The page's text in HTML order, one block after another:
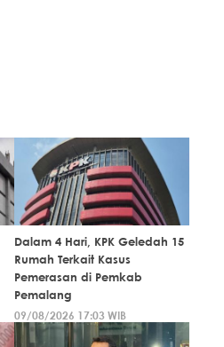
Dalam 4 Hari, KPK Geledah 15
Rumah Terkait Kasus
Pemerasan di Pemkab
Pemalang
09/08/2026 17:03 WIB